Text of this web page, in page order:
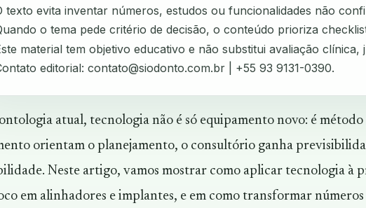
texto evita inventar números, estudos ou funcionalidades não
o tema pede critério de decisão, o conteúdo prioriza
material tem objetivo educativo e não substitui avaliação
editorial:contato@siodonto.com.br | +55 93 9131-0390.
atual, tecnologia não é só equipamento novo: é
orientam o planejamento, o consultório ganha
Neste artigo, vamos mostrar como aplicar tecnologia à
em alinhadores e implantes, e em como transformar